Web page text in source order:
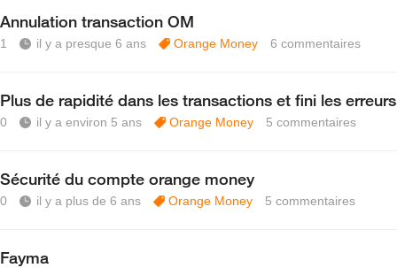
Annulation transaction OM
1 il y a presque 6 ans Orange Money 6 commentaires
Plus de rapidité dans les transactions et fini les erreurs
0 il y a environ 5 ans Orange Money 5 commentaires
Sécurité du compte orange money
0 il y a plus de 6 ans Orange Money 5 commentaires
Fayma